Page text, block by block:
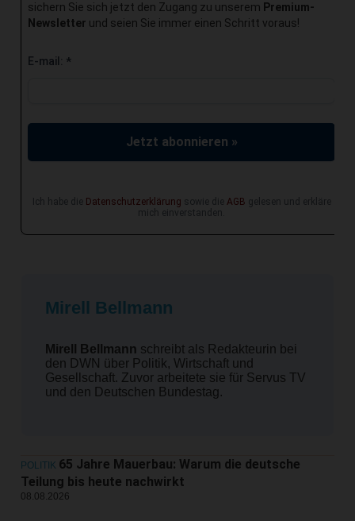
sichern Sie sich jetzt den Zugang zu unserem Premium-
Newsletter und seien Sie immer einen Schritt voraus!
E-mail: *
Jetzt abonnieren »
Ich habe die Datenschutzerklärung sowie die AGB gelesen und erkläre
mich einverstanden.
Mirell Bellmann
Mirell Bellmann schreibt als Redakteurin bei
den DWN über Politik, Wirtschaft und
Gesellschaft. Zuvor arbeitete sie für Servus TV
und den Deutschen Bundestag.
POLITIK 65 Jahre Mauerbau: Warum die deutsche
Teilung bis heute nachwirkt
08.08.2026